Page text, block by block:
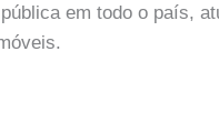
em todo o país,